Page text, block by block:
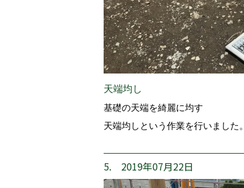
天端均し
基礎の天端を綺麗に均す
天端均しという作業を行いました。
5. 2019年07月22日